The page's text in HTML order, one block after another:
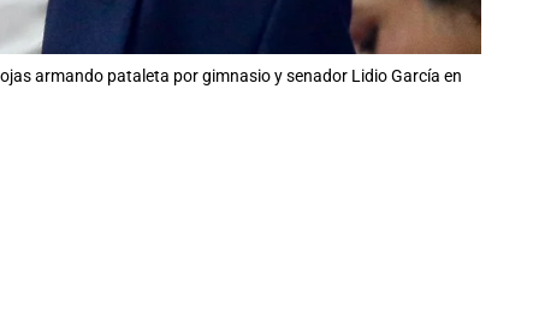
armando pataleta por gimnasio y senador Lidio García en